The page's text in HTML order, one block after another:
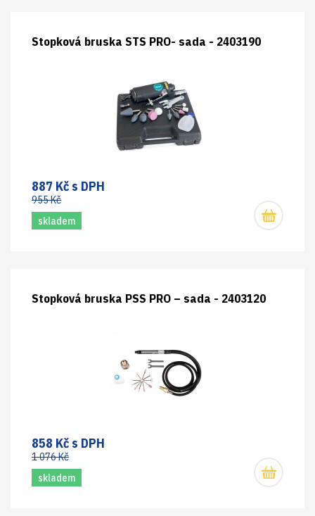
Stopková bruska STS PRO- sada - 2403190
887 Kč s DPH
955 Kč
skladem
Stopková bruska PSS PRO – sada - 2403120
858 Kč s DPH
1 076 Kč
skladem